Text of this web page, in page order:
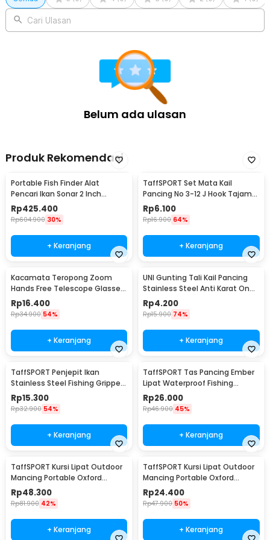
Cari Ulasan
Belum ada ulasan
Produk Rekomendasi
Portable Fish Finder Alat
Pencari Ikan Sonar 2 Inch
Display 100M - TL-88E
Rp425.400
Rp604.900 30%
+ Keranjang
TaffSPORT Set Mata Kail
Pancing No 3-12 J Hook Tajam
70 PCS with Box - 94151-BE
Rp6.100
Rp16.900 64%
+ Keranjang
Kacamata Teropong Zoom
Hands Free Telescope Glasses
untuk Fishing - HG00117
Rp16.400
Rp34.900 54%
+ Keranjang
UNI Gunting Tali Kail Pancing
Stainless Steel Anti Karat One
Hand - 7261
Rp4.200
Rp15.900 74%
+ Keranjang
TaffSPORT Penjepit Ikan
Stainless Steel Fishing Gripper
Anti Karat - YS05
Rp15.300
Rp32.900 54%
+ Keranjang
TaffSPORT Tas Pancing Ember
Lipat Waterproof Fishing
Bucket
Rp26.000
Rp46.900 45%
+ Keranjang
TaffSPORT Kursi Lipat Outdoor
Mancing Portable Oxford
Folding Chair - ZDY01
Rp48.300
Rp81.900 42%
+ Keranjang
TaffSPORT Kursi Lipat Outdoor
Mancing Portable Oxford
Folding Chair - A0003
Rp24.400
Rp47.900 50%
+ Keranjang